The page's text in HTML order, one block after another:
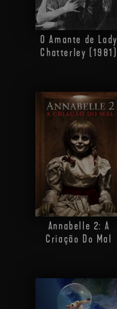
O Amante de Lady
Chatterley (1981)
Annabelle 2: A
Criação Do Mal